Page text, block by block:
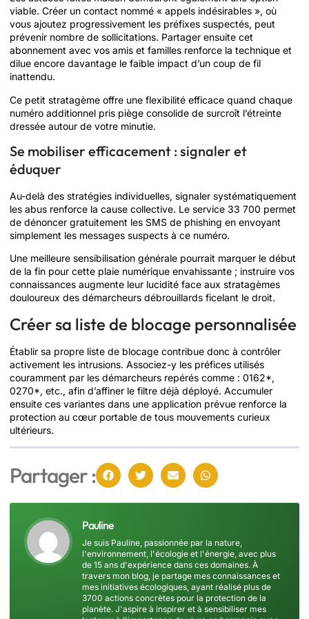
viable. Créer un contact nommé « appels indésirables », où
vous ajoutez progressivement les préfixes suspectés, peut
prévenir nombre de sollicitations. Partager ensuite cet
abonnement avec vos amis et familles renforce la technique et
dilue encore davantage le faible impact d’un coup de fil
inattendu.
Ce petit stratagème offre une flexibilité efficace quand chaque
numéro additionnel pris piège consolide de surcroît l’étreinte
dressée autour de votre minutie.
Se mobiliser efficacement : signaler et
éduquer
Au-delà des stratégies individuelles, signaler systématiquement
les abus renforce la cause collective. Le service 33 700 permet
de dénoncer gratuitement les SMS de phishing en envoyant
simplement les messages suspects à ce numéro.
Une meilleure sensibilisation générale pourrait marquer le début
de la fin pour cette plaie numérique envahissante ; instruire vos
connaissances augmente leur lucidité face aux stratagèmes
douloureux des démarcheurs débrouillards ficelant le droit.
Créer sa liste de blocage personnalisée
Établir sa propre liste de blocage contribue donc à contrôler
activement les intrusions. Associez-y les préfices utilisés
couramment par les démarcheurs repérés comme : 0162*,
0270*, etc., afin d’affiner le filtre déjà déployé. Accumuler
ensuite ces variantes dans une application prévue renforce la
protection au cœur portable de tous mouvements curieux
ultérieurs.
Partager :
Pauline
Je suis Pauline, passionnée par la nature,
l'environnement, l'écologie et l'énergie, avec plus
de 15 ans d'expérience dans ces domaines. À
travers mon blog, je partage mes connaissances et
mes initiatives écologiques, ayant réalisé plus de
3700 actions concrètes pour la protection de la
planète. J'aspire à inspirer et à sensibiliser mes